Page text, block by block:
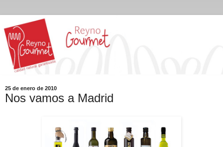
25 de enero de 2010
Nos vamos a Madrid